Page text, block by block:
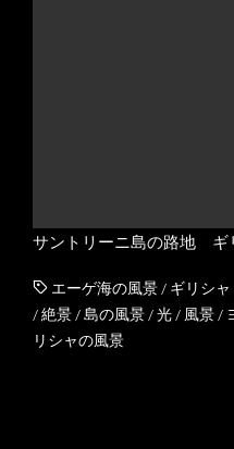
サントリーニ島の路地
エーゲ海の風景/ ギリシャ
/絶景 /島の風景 /光 / 風景 /
リシャの風景